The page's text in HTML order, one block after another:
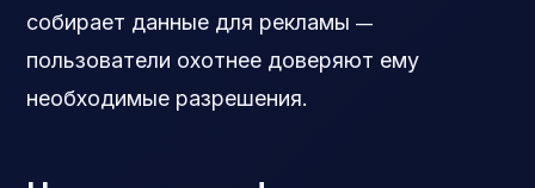
собирает данные для рекламы —
пользователи охотнее доверяют ему
необходимые разрешения.